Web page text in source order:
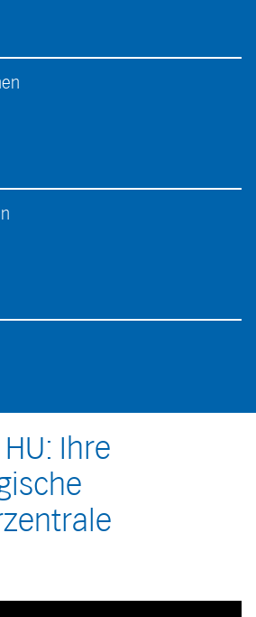
HU: Ihre